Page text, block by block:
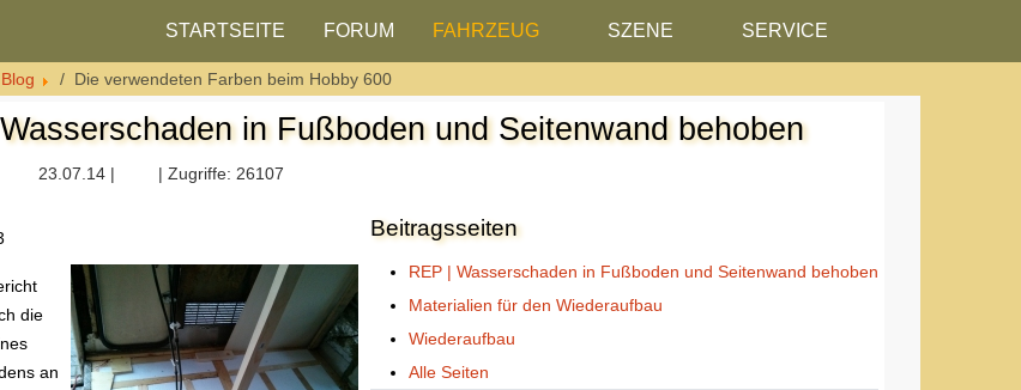
STARTSEITE FORUM FAHRZEUG SZENE SERVICE
Blog Die verwendeten Farben beim Hobby 600
in Fußboden und Seitenwand behoben
23.07.14 | | Zugriffe: 26107
Beitragsseiten
REP | Wasserschaden in Fußboden und Seitenwand behoben
Materialien für den Wiederaufbau
Wiederaufbau
Alle Seiten
die
an